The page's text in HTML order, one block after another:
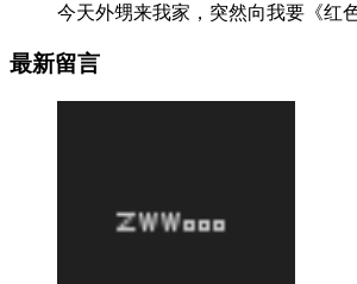
今天外甥来我家，突然向我要《红
最新留言